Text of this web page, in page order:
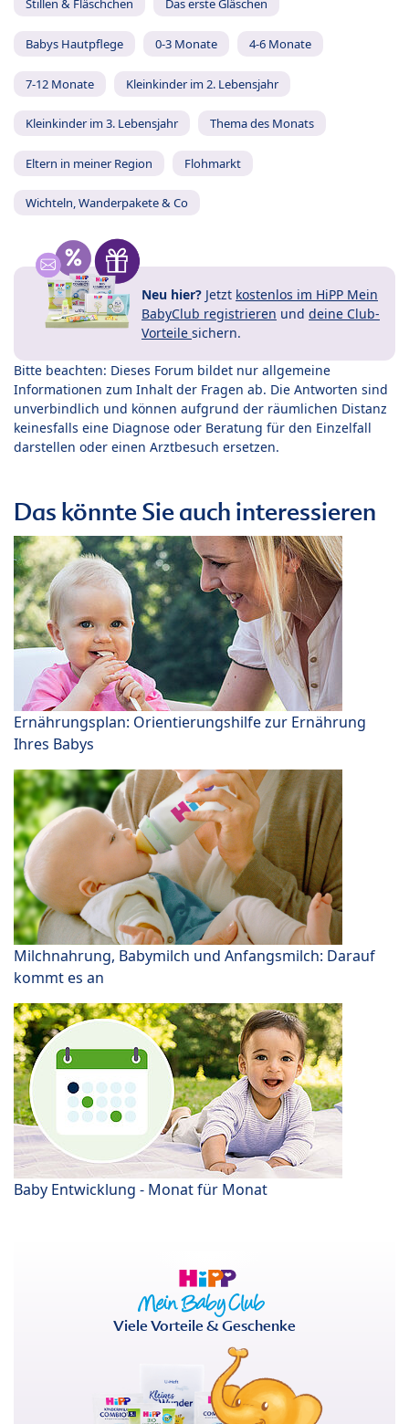
Stillen & Fläschchen Das erste Gläschen
Babys Hautpflege 0-3 Monate 4-6 Monate
7-12 Monate Kleinkinder im 2. Lebensjahr
Kleinkinder im 3. Lebensjahr Thema des Monats
Eltern in meiner Region Flohmarkt
Wichteln, Wanderpakete & Co
Neu hier? Jetzt kostenlos im HiPP Mein
BabyClub registrieren und deine Club-
Vorteile sichern.
Bitte beachten: Dieses Forum bildet nur allgemeine
Informationen zum Inhalt der Fragen ab. Die Antworten sind
unverbindlich und können aufgrund der räumlichen Distanz
keinesfalls eine Diagnose oder Beratung für den Einzelfall
darstellen oder einen Arztbesuch ersetzen.
Das könnte Sie auch interessieren
Ernährungsplan: Orientierungshilfe zur Ernährung
Ihres Babys
Milchnahrung, Babymilch und Anfangsmilch: Darauf
kommt es an
Baby Entwicklung - Monat für Monat
Viele Vorteile & Geschenke